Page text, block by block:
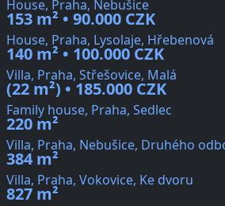
House, Praha, Nebušice
153 m² • 90.000 CZK
House, Praha, Lysolaje, Hřebenová
140 m² • 100.000 CZK
Villa, Praha, Střešovice, Malá
(22 m²) • 185.000 CZK
Family house, Praha, Sedlec
220 m²
Villa, Praha, Nebušice, Druhého
384 m²
Villa, Praha, Vokovice, Ke dvoru
827 m²